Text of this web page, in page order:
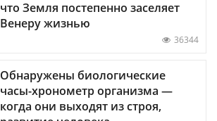
что Земля постепенно заселяет
Венеру жизнью
36344
Обнаружены биологические
часы-хронометр организма —
когда они выходят из строя,